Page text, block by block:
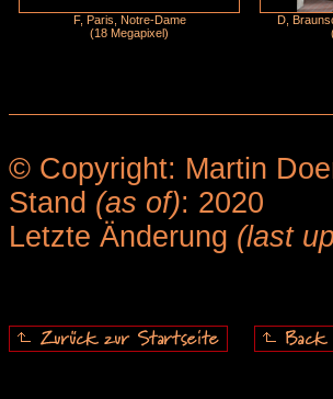
F, Paris, Notre-Dame
(18 Megapixel)
D,
© Copyright: Martin
Stand (as of): 2020
Letzte Änderung (last